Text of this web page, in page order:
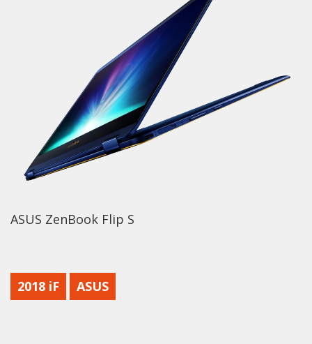
ASUS ZenBook Flip S
2018 iF ASUS